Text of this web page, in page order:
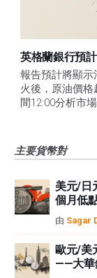
英格蘭銀行預
報告預計將顯
火後，原油價
間12:00分析市
主要貨幣對
美元/日
個月低
由 Sagar
歐元/美
——大華